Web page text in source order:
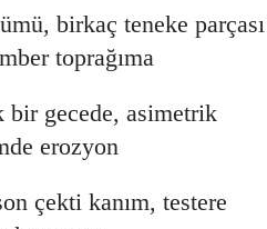
birkaç teneke parçası
toprağıma
bir gecede, asimetrik
erozyon
çekti kanım, testere